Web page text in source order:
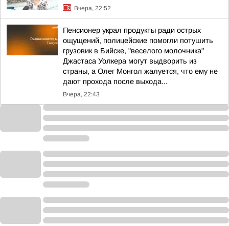
Вчера, 22:52
Пенсионер украл продукты ради острых
ощущений, полицейские помогли потушить
грузовик в Бийске, "веселого молочника"
Джастаса Уолкера могут выдворить из
страны, а Олег Монгол жалуется, что ему не
дают прохода после выхода...
Вчера, 22:43